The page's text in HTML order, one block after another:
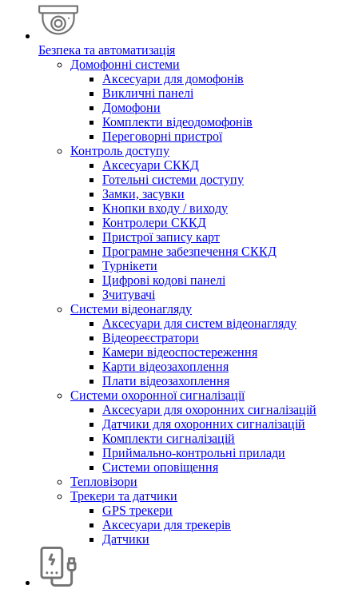
Безпека та автоматизація
Домофонні системи
Аксесуари для домофонів
Викличні панелі
Домофони
Комплекти відеодомофонів
Переговорні пристрої
Контроль доступу
Аксесуари СККД
Готельні системи доступу
Замки, засувки
Кнопки входу / виходу
Контролери СККД
Пристрої запису карт
Програмне забезпечення СККД
Турнікети
Цифрові кодові панелі
Зчитувачі
Системи відеонагляду
Аксесуари для систем відеонагляду
Відеореєстратори
Камери відеоспостереження
Карти відеозахоплення
Плати відеозахоплення
Системи охоронної сигналізації
Аксесуари для охоронних сигналізацій
Датчики для охоронних сигналізацій
Комплекти сигналізацій
Приймально-контрольні прилади
Системи оповіщення
Тепловізори
Трекери та датчики
GPS трекери
Аксесуари для трекерів
Датчики